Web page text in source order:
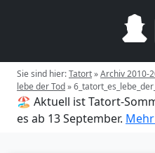
Sie sind hier:Tatort»Archiv 2010-
lebe der Tod»
🏖️ Aktuell ist Tatort-
es ab 13 September.